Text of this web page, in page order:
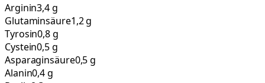
Arginin3,4 g
Glutaminsäure1,2 g
Tyrosin0,8 g
Cystein0,5 g
Asparaginsäure0,5 g
Alanin0,4 g